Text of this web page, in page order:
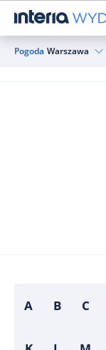
Pogoda Warszawa
A B C